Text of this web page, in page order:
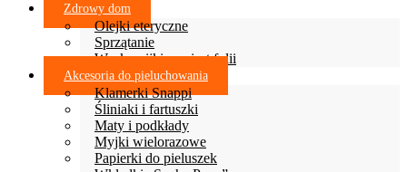
Zdrowy dom
Olejki eteryczne
Sprzątanie
Woskowijki zamiast folii
Akcesoria do pieluchowania
Klamerki Snappi
Śliniaki i fartuszki
Maty i podkłady
Myjki wielorazowe
Papierki do pieluszek